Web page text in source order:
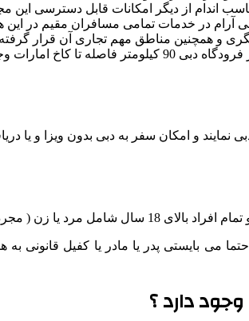
اندام از دیگر امکانات قابل دسترسی
آرام در خدمات تمامی مسافران مقیم در این
و همچنین مناطق مهم تجاری آن قرار
و امکان سفر به دبی بدون ویزا و یا
افراد بالای 18 سال شامل مرد یا زن ( مجرد و یا متاهل ) امکان سفر به دبی را دارند :
کنند و حتما می بایستی پدر یا مادر یا کفیل
دارد ؟